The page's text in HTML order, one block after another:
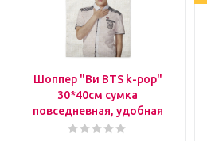
Шоппер "Ви BTS k-pop"
30*40см сумка
повседневная, удобная